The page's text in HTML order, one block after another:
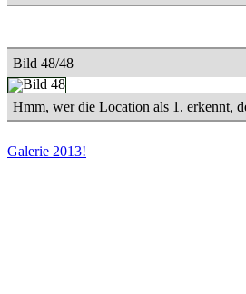
Bild 48/48
Hmm, wer die Location als 1. erkennt,
Galerie 2013!